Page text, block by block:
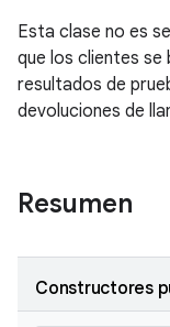
Esta clase no es
que los clientes se
resultados de
devoluciones de
Resumen
Constructores